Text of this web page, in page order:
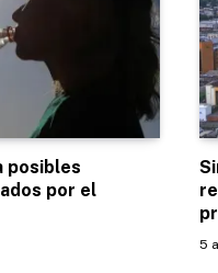
posibles
por el
5